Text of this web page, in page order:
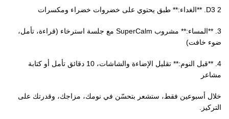
D3 2. **الغداء:** طبق يحتوي على خضروات خضراء ومكسرات
3. **المساء:** مشروب SuperCalm مع جلسة استرخاء (قراءة، تأمل،
ضوء خافت)
4. **قبل النوم:** تقليل الإضاءة والشاشات، 10 دقائق تأمل أو كتابة
مشاعر
خلال أسبوعين فقط، ستشعر بتحسّن في نومك، مزاجك، وقدرتك على
التركيز.